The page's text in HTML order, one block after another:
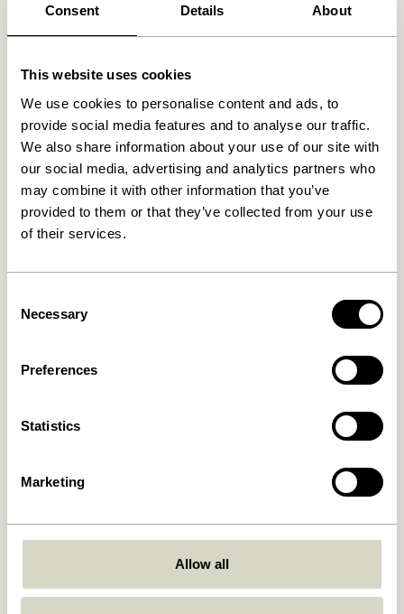
Consent Details About
This website uses cookies
We use cookies to personalise content and ads, to
provide social media features and to analyse our traffic.
We also share information about your use of our site with
our social media, advertising and analytics partners who
may combine it with other information that you’ve
provided to them or that they’ve collected from your use
of their services.
Selection
Necessary
Preferences
Statistics
Marketing
Allow all
Relaterede varer
Lotus Hængepotte Petrol
829,00
Lotus Hængepotte Khaki